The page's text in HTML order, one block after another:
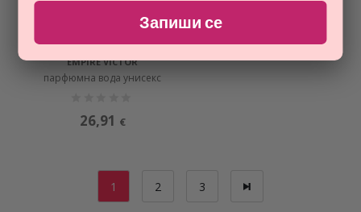
KHADLAJ
EMPIRE VICTOR
парфюмна вода унисекс
26,91 €
1 2 3
Запиши се